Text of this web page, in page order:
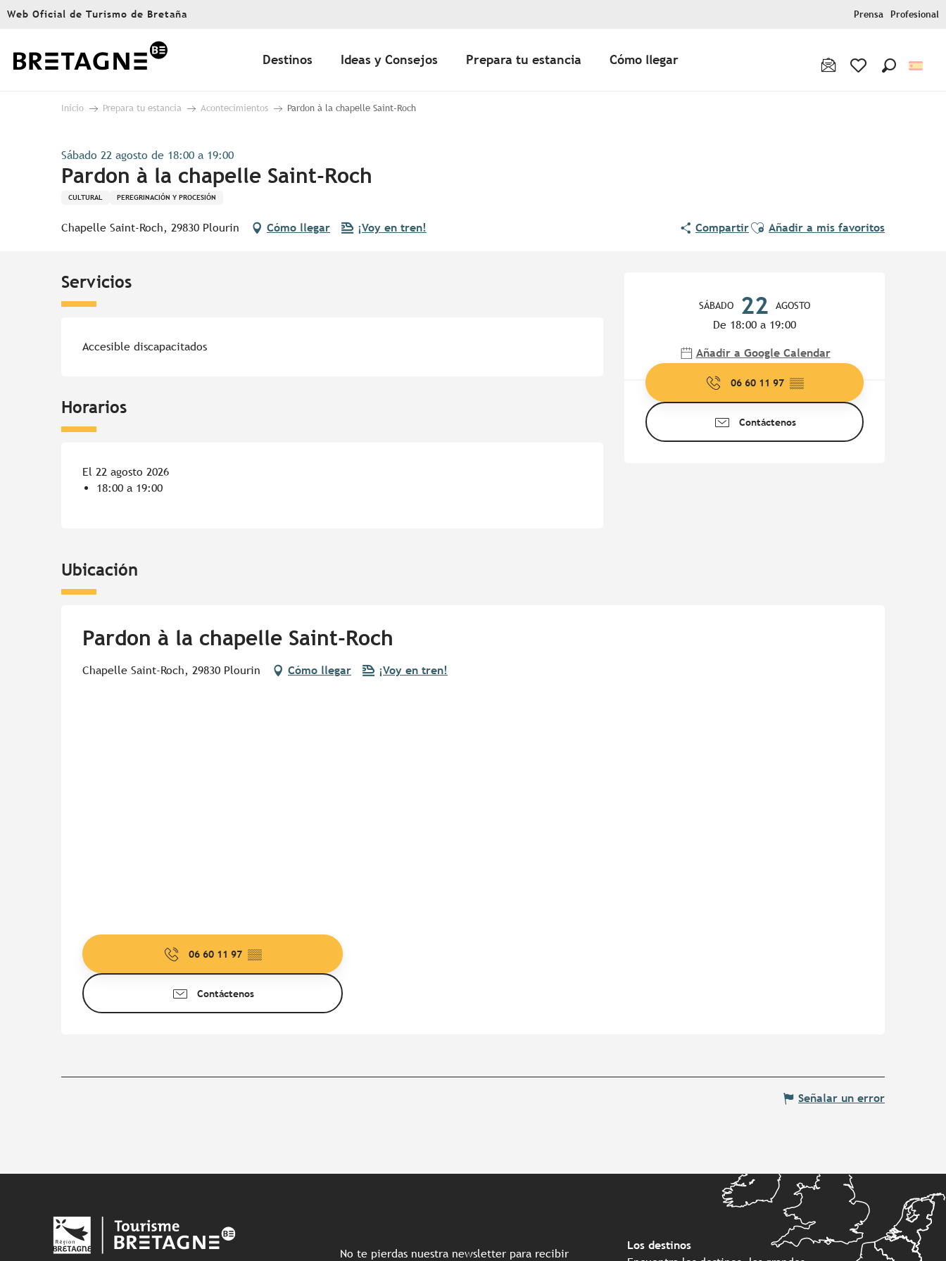
Aller
principal
Web Oficial de Turismo de Bretaña Prensa Profesional
Destinos Ideas y Consejos Prepara tu estancia Cómo llegar
Inicio Prepara tu estancia Acontecimientos Pardon à la chapelle Saint-Roch
Sábado 22 agosto de 18:00 a 19:00
Pardon à la chapelle Saint-Roch
CULTURAL PEREGRINACIÓN Y PROCESIÓN
Chapelle Saint-Roch, 29830 Plourin Cómo llegar ¡Voy en tren! CompartirAjouter aux favoris
Añadir a mis favoritos
SÁBADO 22 AGOSTO
De 18:00 a 19:00
Añadir a Google Calendar
06 60 11 97 ▒▒
Contáctenos
Servicios
Accesible discapacitados
Horarios
El 22 agosto 2026
18:00 a 19:00
Ubicación
Pardon à la chapelle Saint-Roch
Chapelle Saint-Roch, 29830 Plourin Cómo llegar ¡Voy en tren!
06 60 11 97 ▒▒
Contáctenos
Señalar un error
No te pierdas nuestra newsletter para recibir
Los destinos